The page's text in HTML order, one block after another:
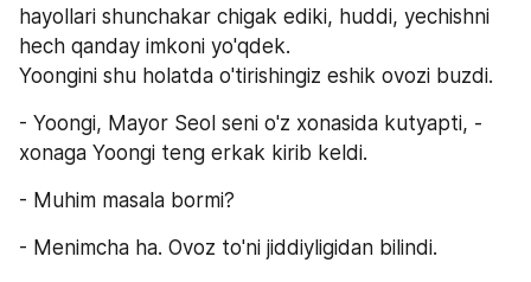
hayollari shunchakar chigak ediki, huddi, yechishni
hech qanday imkoni yo'qdek.
Yoongini shu holatda o'tirishingiz eshik ovozi buzdi.
- Yoongi, Mayor Seol seni o'z xonasida kutyapti, -
xonaga Yoongi teng erkak kirib keldi.
- Muhim masala bormi?
- Menimcha ha. Ovoz to'ni jiddiyligidan bilindi.